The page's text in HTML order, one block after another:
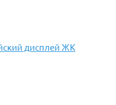
дисплей ЖК